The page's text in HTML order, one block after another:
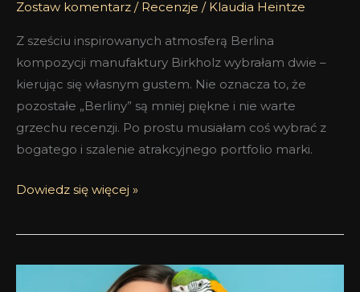
Zostaw komentarz / Recenzje / Klaudia Heintze
Z sześciu inspirowanych atmosferą Berlina
kompozycji manufaktury Birkholz wybrałam dwie –
kierując się własnym gustem. Nie oznacza to, że
pozostałe „Berliny” są mniej piękne i nie warte
grzechu recenzji. Po prostu musiałam coś wybrać z
bogatego i szalenie atrakcyjnego portfolio marki.
Dowiedz się więcej »